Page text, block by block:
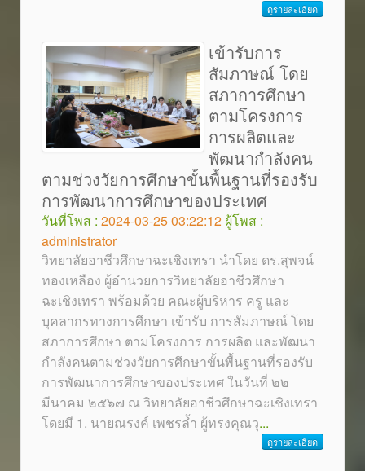
ดูรายละเอียด
เข้ารับการ
สัมภาษณ์ โดย
สภาการศึกษา
ตามโครงการ
การผลิตและ
พัฒนากำลังคน
ตามช่วงวัยการศึกษาขั้นพื้นฐานที่รองรับ
การพัฒนาการศึกษาของประเทศ
วันที่โพส : 2024-03-25 03:22:12 ผู้โพส :
administrator
วิทยาลัยอาชีวศึกษาฉะเชิงเทรา นำโดย ดร.สุพจน์
ทองเหลือง ผู้อำนวยการวิทยาลัยอาชีวศึกษา
ฉะเชิงเทรา พร้อมด้วย คณะผู้บริหาร ครู และ
บุคลากรทางการศึกษา เข้ารับ การสัมภาษณ์ โดย
สภาการศึกษา ตามโครงการ การผลิต และพัฒนา
กำลังคนตามช่วงวัยการศึกษาขั้นพื้นฐานที่รองรับ
การพัฒนาการศึกษาของประเทศ ในวันที่ ๒๒
มีนาคม ๒๕๖๗ ณ วิทยาลัยอาชีวศึกษาฉะเชิงเทรา
โดยมี 1. นายณรงค์ เพชรล้ำ ผู้ทรงคุณวุ...
ดูรายละเอียด